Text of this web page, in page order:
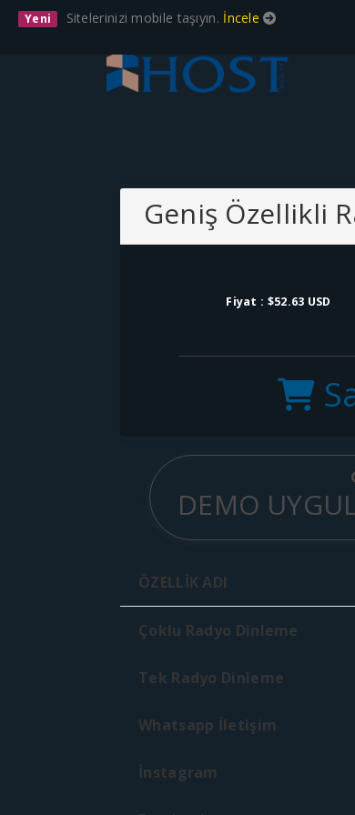
Yeni Sitelerinizi mobile taşıyın. İncele
Geniş Özellikli
Fiyat : $52.63 USD
DEMO
ÖZELLİK ADI
Çoklu Radyo Dinleme
Tek Radyo Dinleme
Whatsapp İletişim
İnstagram